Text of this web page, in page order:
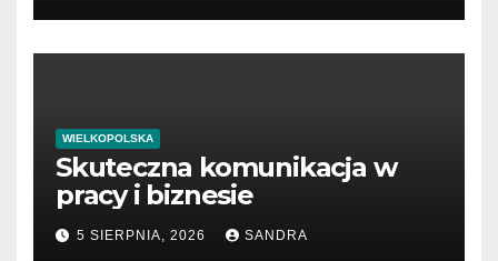
WIELKOPOLSKA
Skuteczna komunikacja w
pracy i biznesie
5 SIERPNIA, 2026 SANDRA